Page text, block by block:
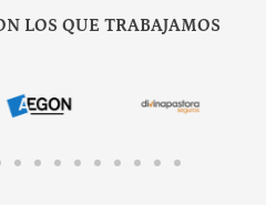
LOS QUE TRABAJAMOS